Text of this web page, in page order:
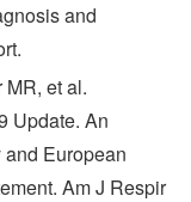
and
et al.
Update. An
European
Am J Respir